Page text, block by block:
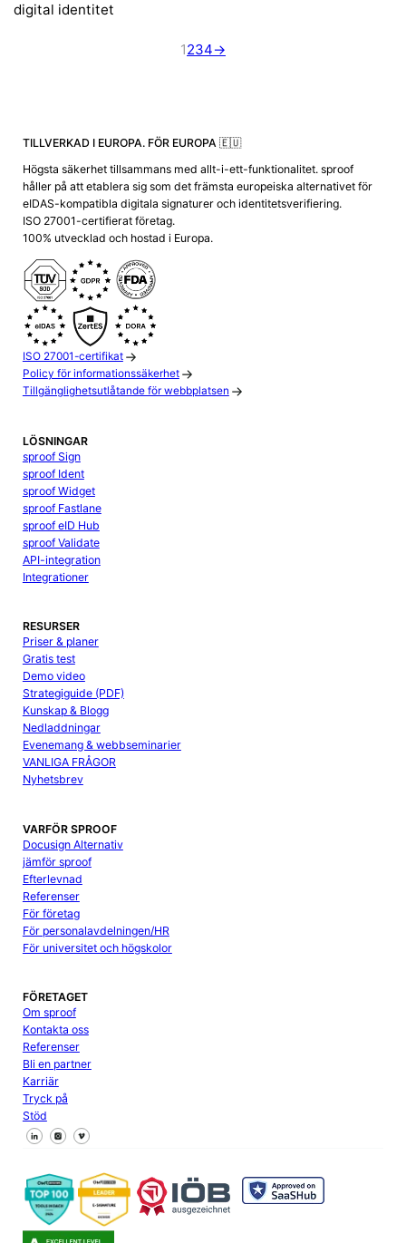
digital identitet
1234→
TILLVERKAD I EUROPA. FÖR EUROPA 🇪🇺
Högsta säkerhet tillsammans med allt-i-ett-funktionalitet. sproof
håller på att etablera sig som det främsta europeiska alternativet för
eIDAS-kompatibla digitala signaturer och identitetsverifiering.
ISO 27001-certifierat företag.
100% utvecklad och hostad i Europa.
ISO 27001-certifikat
Policy för informationssäkerhet
Tillgänglighetsutlåtande för webbplatsen
LÖSNINGAR
sproof Sign
sproof Ident
sproof Widget
sproof Fastlane
sproof eID Hub
sproof Validate
API-integration
Integrationer
RESURSER
Priser & planer
Gratis test
Demo video
Strategiguide (PDF)
Kunskap & Blogg
Nedladdningar
Evenemang & webbseminarier
VANLIGA FRÅGOR
Nyhetsbrev
VARFÖR SPROOF
Docusign Alternativ
jämför sproof
Efterlevnad
Referenser
För företag
För personalavdelningen/HR
För universitet och högskolor
FÖRETAGET
Om sproof
Kontakta oss
Referenser
Bli en partner
Karriär
Tryck på
Stöd
Följ oss på Facebook
Följ oss på X
Följ oss på LinkedIn